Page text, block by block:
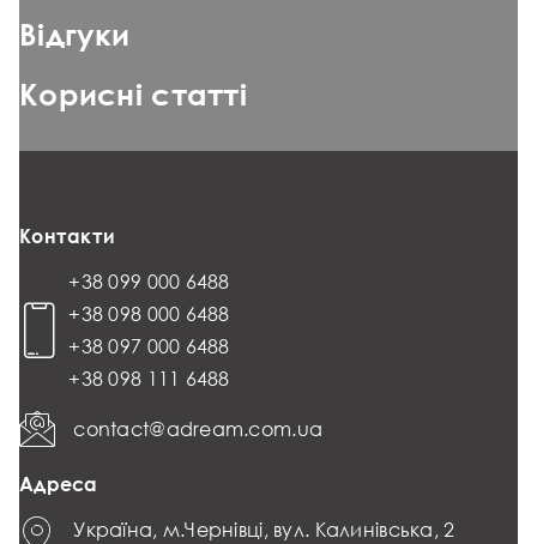
Відгуки
Корисні статті
Контакти
+38 099 000 6488
+38 098 000 6488
+38 097 000 6488
+38 098 111 6488
contact@adream.com.ua
Адреса
Україна, м.Чернівці, вул. Калинівська, 2